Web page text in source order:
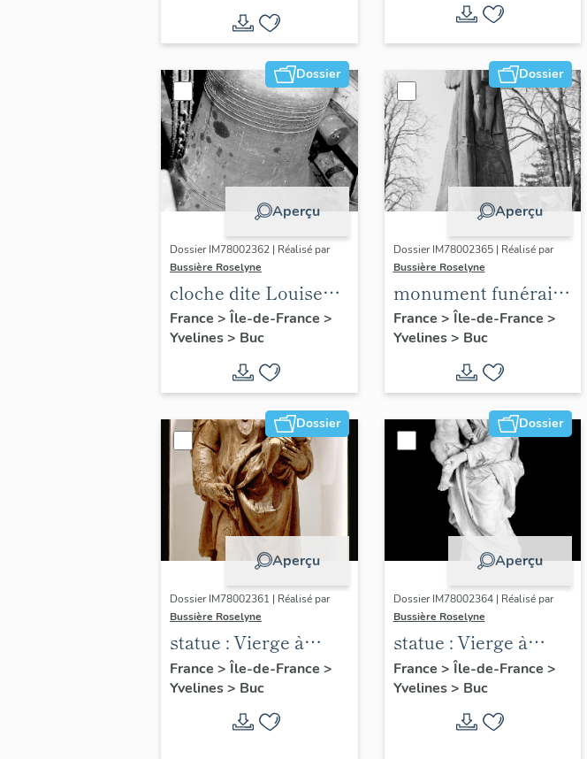
Dossier
Aperçu
Dossier IM78002362 | Réalisé par
Bussière Roselyne
cloche dite Louise
Auguste Adélaïde
France > Île-de-France >
Yvelines> Buc
Dossier
Aperçu
Dossier IM78002365 | Réalisé par
Bussière Roselyne
monument funéraire
de Jean Casale
France > Île-de-France >
Yvelines> Buc
Dossier
Aperçu
Dossier IM78002361 | Réalisé par
Bussière Roselyne
statue : Vierge à
l'Enfant (n°2)
France > Île-de-France >
Yvelines> Buc
Dossier
Aperçu
Dossier IM78002364 | Réalisé par
Bussière Roselyne
statue : Vierge à
l'Enfant (n°1)
France > Île-de-France >
Yvelines> Buc